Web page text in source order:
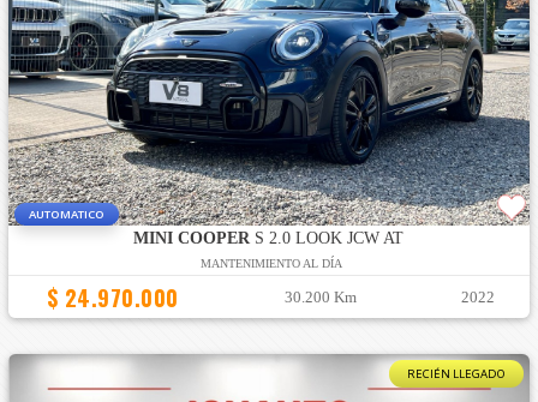
AUTOMATICO
MINI COOPERS 2.0 LOOK JCW AT
MANTENIMIENTO AL DÍA
$ 24.970.000 30.200 Km 2022
RECIÉN LLEGADO